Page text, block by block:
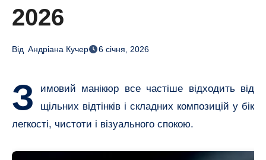
2026
Від Андріана Кучер 6 січня, 2026
З
имовий манікюр все частіше відходить від
щільних відтінків і складних композицій у бік
легкості, чистоти і візуального спокою.